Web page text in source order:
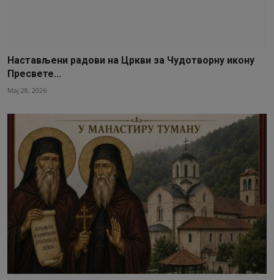
Настављени радови на Цркви за Чудотворну икону
Пресвете...
Мај 28, 2026